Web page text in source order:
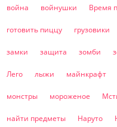
война войнушки Время
готовить пиццу грузовики
замки защита зомби
Лего лыжи майнкрафт
монстры мороженое
найти предметы Наруто